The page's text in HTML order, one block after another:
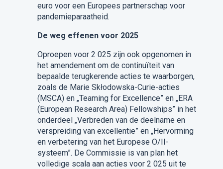
euro voor een Europees partnerschap voor
pandemieparaatheid.
De weg effenen voor 2025
Oproepen voor 2 025 zijn ook opgenomen in
het amendement om de continuïteit van
bepaalde terugkerende acties te waarborgen,
zoals de Marie Skłodowska-Curie-acties
(MSCA) en „Teaming for Excellence” en „ERA
(European Research Area) Fellowships” in het
onderdeel „Verbreden van de deelname en
verspreiding van excellentie” en „Hervorming
en verbetering van het Europese O/II-
systeem”. De Commissie is van plan het
volledige scala aan acties voor 2 025 uit te